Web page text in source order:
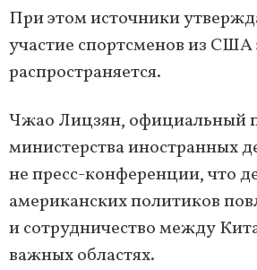
При этом источники
участие спортсменов из США
распространяется.
Чжао Лицзян, официальный
министерства иностранных
не пресс-конференции, что
американских политиков
и сотрудничество между
важных областях.